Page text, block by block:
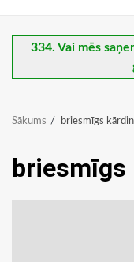
334. Vai mēs
Sākums briesmīgs
briesmīgs